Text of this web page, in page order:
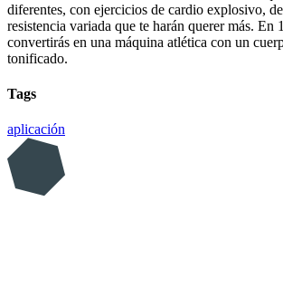
diferentes, con ejercicios de cardio explosivo,
resistencia variada que te harán querer más. En
convertirás en una máquina atlética con un
tonificado.
Tags
aplicación